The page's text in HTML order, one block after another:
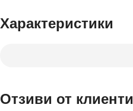
Характеристики
Отзиви от клиенти